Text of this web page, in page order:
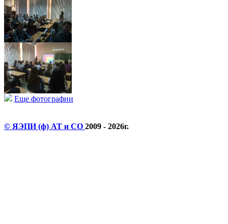
Еще фотографии
© ЯЭПИ (ф) АТ и СО 2009 - 2026г.